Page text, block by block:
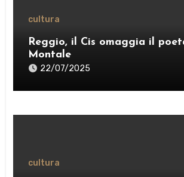
cultura
Reggio, il Cis omaggia il
Montale
22/07/2025
cultura